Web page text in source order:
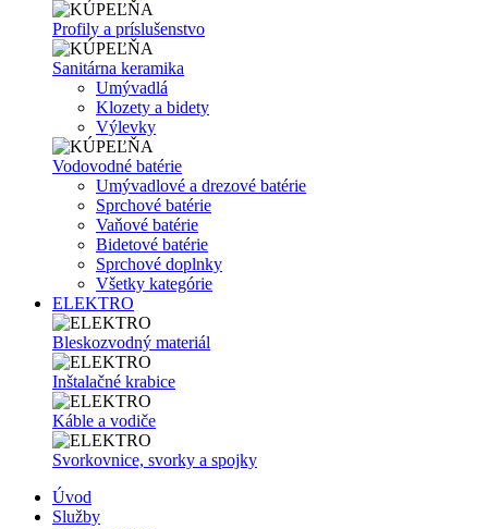
Profily a príslušenstvo
Sanitárna keramika
Umývadlá
Klozety a bidety
Výlevky
Vodovodné batérie
Umývadlové a drezové batérie
Sprchové batérie
Vaňové batérie
Bidetové batérie
Sprchové doplnky
Všetky kategórie
ELEKTRO
Bleskozvodný materiál
Inštalačné krabice
Káble a vodiče
Svorkovnice, svorky a spojky
Úvod
Služby